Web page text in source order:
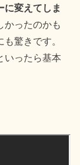
に変えてしま
かったのかも
驚きです。
いったら基本